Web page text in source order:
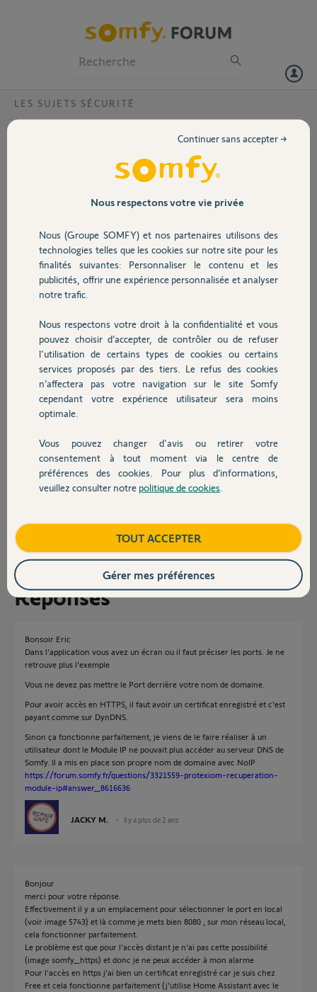
Volet
Sécurité
Domotique
Chauffage
Autres produits
Devis avec un pro
Contact
LES SUJETS SÉCURITÉ
Impossible de se connecter avec Applcation
Bonjour,
j'ai une alarrme
protexiom-ultimate
443 et 80 pour d'autres
configuration pour
utiliser les ports 8080 et
4443 (image alarme_1)
je suis chez free avec une adresse ip "fullstack" et un nom de
La redirection de port est active et fonctionne
dans l'appplication Alarme SOMFY j'ai configuré l'adresse externe
sous la formehttp://xxxx.freeboxos.fr:8080
et je n'arrive pas à me connecter alors que si je passe par un
navigateur avec un page web cela fonctione (uniquement en http
d'ailleurs, le https via la port 4443 ne fonctionne nulle part
j'ai bien vu que l'application n'avait pas été mise à jour depuis 4 ans et
80 en distant (en effet en wifi et passant par l'adresse locale avec le
port 8080 cela fonctionne)
Merci,
Participer au fil de discussion
Réponses
Bonsoir Eric
Dans l'application vous avez un écran ou il faut préciser les ports. Je ne
retrouve plus l'exemple
Vous ne devez pas mettre le Port derrière votre nom de domaine.
Pour avoir accès en HTTPS, il faut avoir un certificat enregistré et c'est
payant comme sur DynDNS.
Sinon ça fonctionne parfaitement, je viens de le faire réaliser à un
utilisateur dont le Module IP ne pouvait plus accéder au serveur DNS de
Somfy. Il a mis en place son propre nom de domaine avec NoIP
https://forum.somfy.fr/questions/3321559-protexiom-recuperation-
module-ip#answer_8616636
JACKY M. il y a plus de 2 ans
Bonjour
merci pour votre réponse.
Effectivement il y a un emplacement pour sélectionner le port en local
(voir image 5743) et là comme je mets bien 8080 , sur mon réseau local,
cela fonctionner parfaitement.
Le problème est que pour l'accès distant je n'ai pas cette possibilité
(image somfy_https) et donc je ne peux accéder à mon alarme
Pour l'accès en https j'ai bien un certificat enregistré car je suis chez
Free et cela fonctionne parfaitement (j'utilise Home Assistant avec le
Nous respectons votre vie privée
Nous (Groupe SOMFY) et nos partenaires utilisons des
technologies telles que les cookies sur notre site pour les
finalités suivantes: Personnaliser le contenu et les
publicités, offrir une expérience personnalisée et analyser
notre trafic.
Nous respectons votre droit à la confidentialité et vous
pouvez choisir d’accepter, de contrôler ou de refuser
l'utilisation de certains types de cookies ou certains
services proposés par des tiers. Le refus des cookies
n’affectera pas votre navigation sur le site Somfy
cependant votre expérience utilisateur sera moins
optimale.
Vous pouvez changer d'avis ou retirer votre
consentement à tout moment via le centre de
préférences des cookies. Pour plus d’informations,
veuillez consulter notre politique de cookies
Continuer sans accepter →
TOUT ACCEPTER
Gérer mes préférences